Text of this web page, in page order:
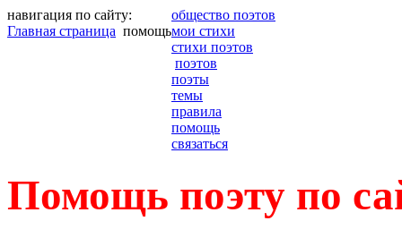
навигация по сайту:
Главная страница помощь
общество поэтов
мои стихи
стихи поэтов
поэтов
поэты
темы
правила
помощь
связаться
Помощь поэту по